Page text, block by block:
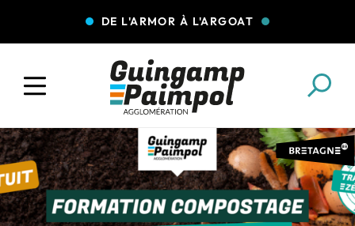
DE L'ARMOR À L'ARGOAT
COLLECTE DES DÉCHETS EAU ET ASSAINISSEMENT